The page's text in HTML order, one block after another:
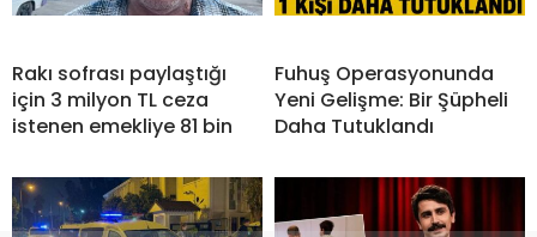
Rakı sofrası paylaştığı
için 3 milyon TL ceza
istenen emekliye 81 bin
Fuhuş Operasyonunda
Yeni Gelişme: Bir Şüpheli
Daha Tutuklandı